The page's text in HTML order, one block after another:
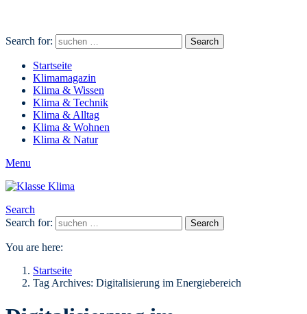
Search for: Search
Startseite
Klimamagazin
Klima & Wissen
Klima & Technik
Klima & Alltag
Klima & Wohnen
Klima & Natur
Menu
Search
Search for:
Search
You are here:
Startseite
Tag Archives: Digitalisierung im Energiebereich